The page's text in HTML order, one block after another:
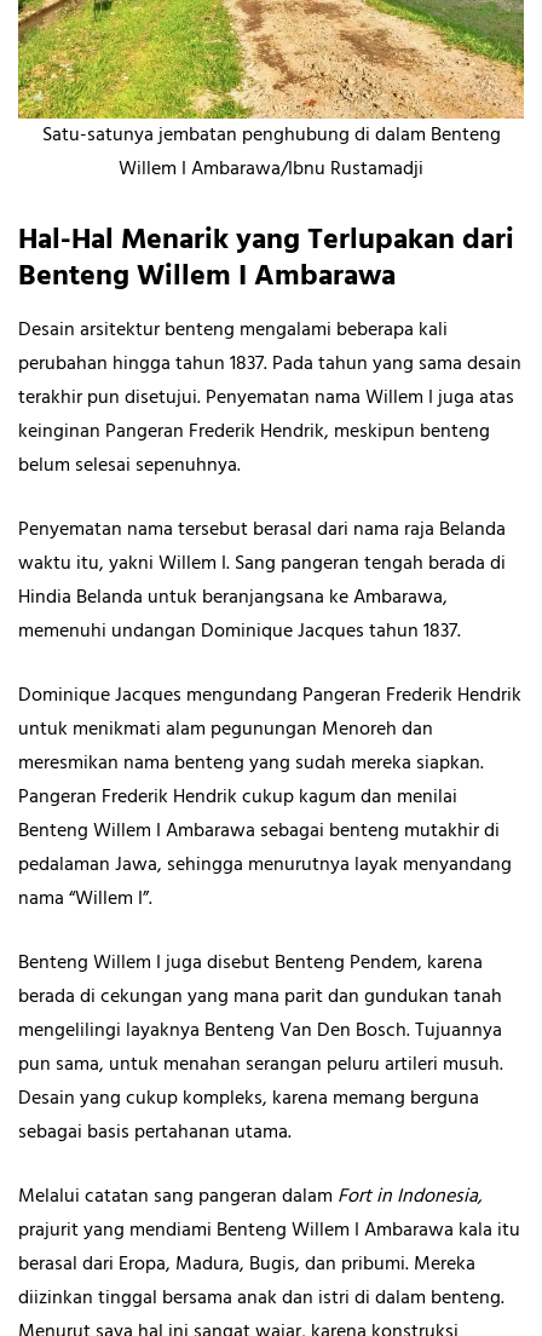
Satu-satunya jembatan penghubung di dalam Benteng
Willem I Ambarawa/Ibnu Rustamadji
Hal-Hal Menarik yang Terlupakan dari
Benteng Willem I Ambarawa
Desain arsitektur benteng mengalami beberapa kali
perubahan hingga tahun 1837. Pada tahun yang sama desain
terakhir pun disetujui. Penyematan nama Willem I juga atas
keinginan Pangeran Frederik Hendrik, meskipun benteng
belum selesai sepenuhnya.
Penyematan nama tersebut berasal dari nama raja Belanda
waktu itu, yakni Willem I. Sang pangeran tengah berada di
Hindia Belanda untuk beranjangsana ke Ambarawa,
memenuhi undangan Dominique Jacques tahun 1837.
Dominique Jacques mengundang Pangeran Frederik Hendrik
untuk menikmati alam pegunungan Menoreh dan
meresmikan nama benteng yang sudah mereka siapkan.
Pangeran Frederik Hendrik cukup kagum dan menilai
Benteng Willem I Ambarawa sebagai benteng mutakhir di
pedalaman Jawa, sehingga menurutnya layak menyandang
nama “Willem I”.
Benteng Willem I juga disebut Benteng Pendem, karena
berada di cekungan yang mana parit dan gundukan tanah
mengelilingi layaknya Benteng Van Den Bosch. Tujuannya
pun sama, untuk menahan serangan peluru artileri musuh.
Desain yang cukup kompleks, karena memang berguna
sebagai basis pertahanan utama.
Melalui catatan sang pangeran dalam Fort in Indonesia,
prajurit yang mendiami Benteng Willem I Ambarawa kala itu
berasal dari Eropa, Madura, Bugis, dan pribumi. Mereka
diizinkan tinggal bersama anak dan istri di dalam benteng.